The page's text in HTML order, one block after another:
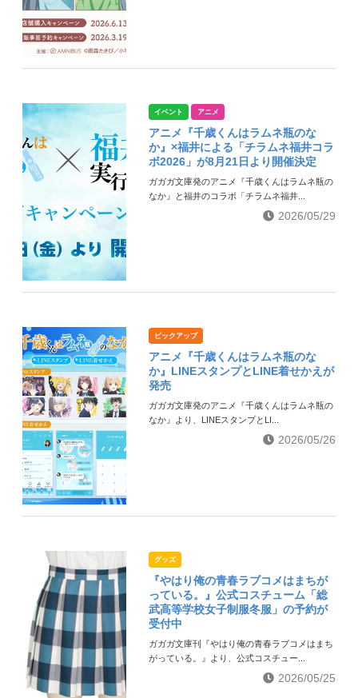
イベント アニメ
アニメ『千歳くんはラムネ瓶のな
か』×福井による「チラムネ福井コラ
ボ2026」が8月21日より開催決定
ガガガ文庫発のアニメ『千歳くんはラムネ瓶の
なか』と福井のコラボ「チラムネ福井...
2026/05/29
ピックアップ
アニメ『千歳くんはラムネ瓶のな
か』LINEスタンプとLINE着せかえが
発売
ガガガ文庫発のアニメ『千歳くんはラムネ瓶の
なか』より、LINEスタンプとLI...
2026/05/26
グッズ
『やはり俺の青春ラブコメはまちが
っている。』公式コスチューム「総
武高等学校女子制服冬服」の予約が
受付中
ガガガ文庫刊『やはり俺の青春ラブコメはまち
がっている。』より、公式コスチュー...
2026/05/25